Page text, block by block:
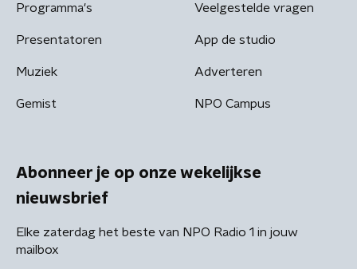
Programma's
Presentatoren
Muziek
Gemist
Veelgestelde vragen
App de studio
Adverteren
NPO Campus
Abonneer je op onze wekelijkse
nieuwsbrief
Elke zaterdag het beste van NPO Radio 1 in jouw
mailbox